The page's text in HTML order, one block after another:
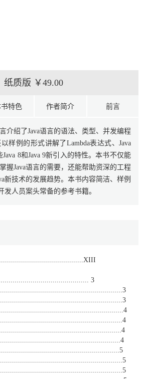
纸质版 ￥49.00
特色 作者简介 前言
介绍了Java语言的语法、类型、并发编程
样例的形式讲解了Lambda表达式、Java
8和Java 9新引入的特性。本书不仅能
握Java语言的需要，还能帮助资深的工程
新技术的发展趋势。本书内容简洁、样例
发人员案头常备的参考书籍。
3